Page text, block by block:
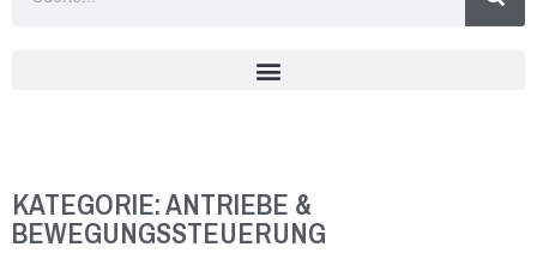
KATEGORIE: ANTRIEBE &
BEWEGUNGSSTEUERUNG